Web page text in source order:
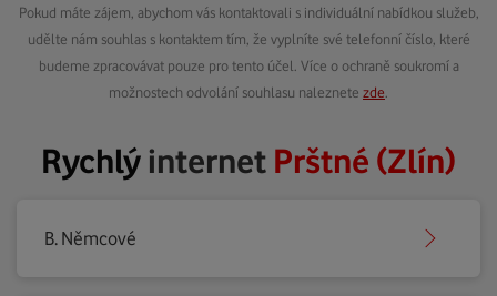
Pokud máte zájem, abychom vás kontaktovali s individuální nabídkou služeb,
udělte nám souhlas s kontaktem tím, že vyplníte své telefonní číslo, které
budeme zpracovávat pouze pro tento účel. Více o ochraně soukromí a
možnostech odvolání souhlasu naleznete zde
Rychlýinternet Prštné (Zlín)
B. Němcové